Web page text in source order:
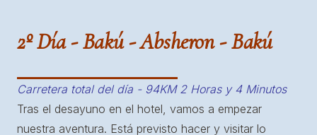
2º Día - Bakú - Absheron - Bakú
Carretera total del día - 94KM 2 Horas y 4 Minutos
Tras el desayuno en el hotel, vamos a empezar
nuestra aventura. Está previsto hacer y visitar lo